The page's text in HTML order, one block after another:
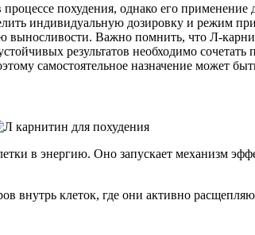
похудения, однако его
индивидуальную дозировку и режим
Важно помнить, что Л-
результатов необходимо
самостоятельное назначение может
в энергию. Оно запускает механизм
внутрь клеток, где они активно